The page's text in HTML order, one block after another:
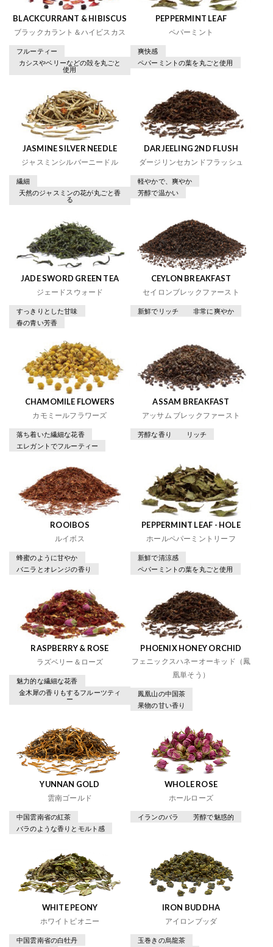
BLACKCURRANT & HIBISCUS
ブラックカラント＆ハイビスカス
フルーティー
カシスやベリーなどの殻を丸ごと
使用
PEPPERMINT LEAF
ペパーミント
爽快感
ペパーミントの葉を丸ごと使用
JASMINE SILVER NEEDLE
ジャスミンシルバーニードル
繊細
天然のジャスミンの花が丸ごと香
る
DARJEELING 2ND FLUSH
ダージリンセカンドフラッシュ
軽やかで、爽やか
芳醇で温かい
JADE SWORD GREEN TEA
ジェードスウォード
すっきりとした甘味
春の青い芳香
CEYLON BREAKFAST
セイロンブレックファースト
新鮮でリッチ 非常に爽やか
CHAMOMILE FLOWERS
カモミールフラワーズ
落ち着いた繊細な花香
エレガントでフルーティー
ASSAM BREAKFAST
アッサム ブレックファースト
芳醇な香り リッチ
ROOIBOS
ルイボス
蜂蜜のように甘やか
バニラとオレンジの香り
PEPPERMINT LEAF - HOLE
ホールペパーミントリーフ
新鮮で清涼感
ペパーミントの葉を丸ごと使用
RASPBERRY & ROSE
ラズベリー＆ローズ
魅力的な繊細な花香
金木犀の香りもするフルーツティ
ー
PHOENIX HONEY ORCHID
フェニックスハネーオーキッド（鳳
凰単そう）
鳳凰山の中国茶
果物の甘い香り
YUNNAN GOLD
雲南ゴールド
中国雲南省の紅茶
バラのような香りとモルト感
WHOLE ROSE
ホールローズ
イランのバラ 芳醇で魅惑的
WHITE PEONY
ホワイトピオニー
中国雲南省の白牡丹
IRON BUDDHA
アイロンブッダ
玉巻きの烏龍茶